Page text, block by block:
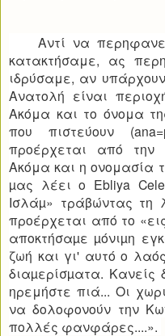
Αντί να
κατακτήσαμε, ας
ιδρύσαμε, αν
Ανατολή είναι
Ακόμα και το όνομα
που πιστεύουν
προέρχεται από την
Ακόμα και η ονομασία
µας λέει ο Ebliya
Ισλάµ» τράβώντας
προέρχεται από το
αποκτήσαµε µόνιµη
ζωή και γι' αυτό ο
διαµερίσµατα. Κανείς
ηρεμήστε πιά... Οι
να δολοφονούν την
πολλές φανφάρες....».